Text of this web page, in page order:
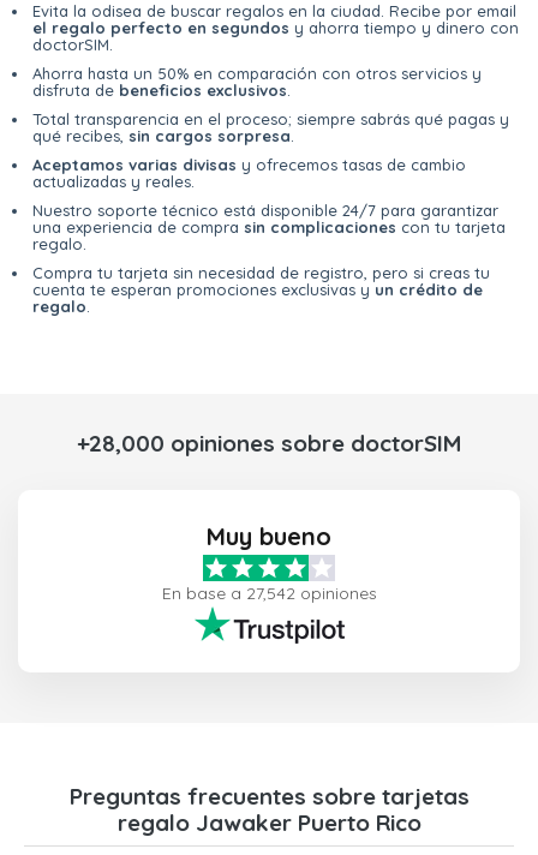
Evita la odisea de buscar regalos en la ciudad. Recibe por email
el regalo perfecto en segundos y ahorra tiempo y dinero con
doctorSIM.
Ahorra hasta un 50% en comparación con otros servicios y
disfruta de beneficios exclusivos
Total transparencia en el proceso; siempre sabrás qué pagas y
qué recibes, sin cargos sorpresa
Aceptamos varias divisas y ofrecemos tasas de cambio
actualizadas y reales.
Nuestro soporte técnico está disponible 24/7 para garantizar
una experiencia de compra sin complicaciones con tu tarjeta
regalo.
Compra tu tarjeta sin necesidad de registro, pero si creas tu
cuenta te esperan promociones exclusivas y un crédito de
regalo
+28,000 opiniones sobre doctorSIM
Muy bueno
En base a 27,542 opiniones
Preguntas frecuentes sobre tarjetas
regalo Jawaker Puerto Rico